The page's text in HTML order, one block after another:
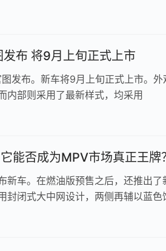
布 将9月上旬正式上市
发布。新车将9月上旬正式上市。
内部则采用了最新样式，均采用
能否成为MPV市场真正王牌
新车。在燃油版预售之后，还推出
封闭式大中网设计，两侧再辅以蓝色